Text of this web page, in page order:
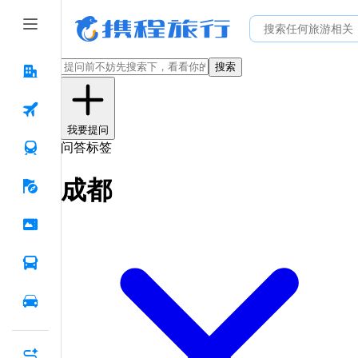
搜索
我要提问
问答标签
成都